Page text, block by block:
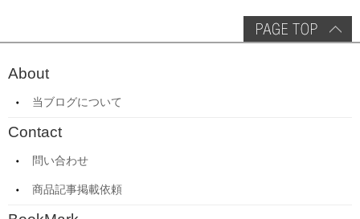
About
当ブログについて
Contact
問い合わせ
商品記事掲載依頼